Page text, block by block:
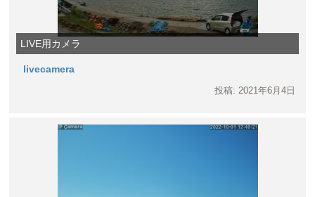
LIVE用カメラ
livecamera
投稿: 2021年6月4日